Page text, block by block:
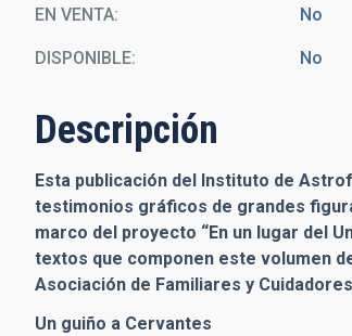
EN VENTA No
DISPONIBLE No
Descripción
Esta publicación del Instituto de
testimonios gráficos de grandes
marco del proyecto “En un lugar del
textos que componen este volumen
Asociación de Familiares y
Un guiño a Cervantes